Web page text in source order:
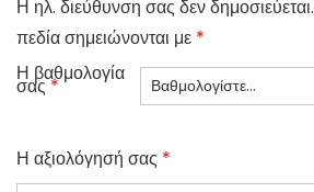
Η ηλ. διεύθυνση σας δεν δημοσιεύεται.
πεδία σημειώνονται με *
Η βαθμολογία
σας*
Η αξιολόγησή σας *